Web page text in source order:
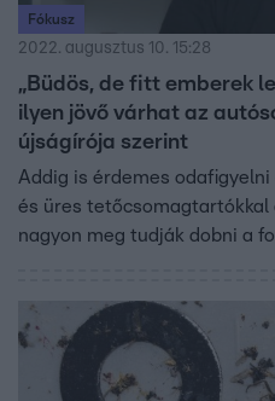
Fókusz
2022. augusztus 10. 15:28
„Büdös, de fitt emberek
ilyen jövő várhat az
újságírója szerint
Addig is érdemes odafigyelni
és üres tetőcsomagtartókkal
nagyon meg tudják dobni a